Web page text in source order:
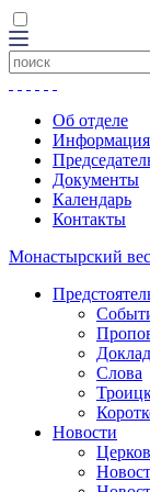
Об отделе
Информация
Документы
Календарь
Контакты
Монастырский
Слова
Новости